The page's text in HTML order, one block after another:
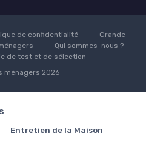
de confidentialité
Grande
Qui sommes-nous ?
de test et de sélection
ménagers 2026
Entretien de la Maison